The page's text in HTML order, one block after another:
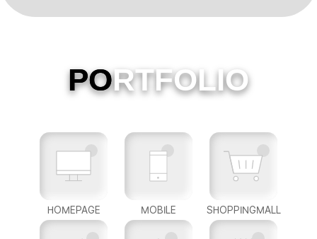
PORTFOLIO
HOMEPAGE MOBILE SHOPPINGMALL